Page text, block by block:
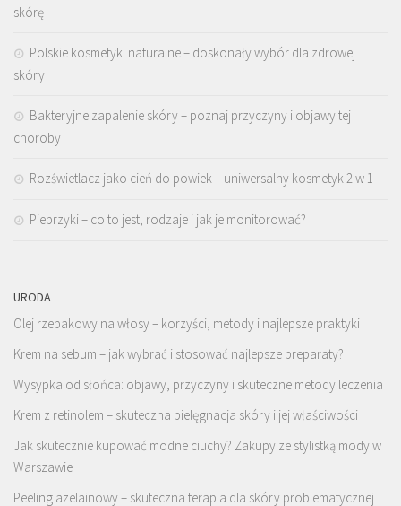
skórę
Polskie kosmetyki naturalne – doskonały wybór dla zdrowej
skóry
Bakteryjne zapalenie skóry – poznaj przyczyny i objawy tej
choroby
Rozświetlacz jako cień do powiek – uniwersalny kosmetyk 2 w 1
Pieprzyki – co to jest, rodzaje i jak je monitorować?
URODA
Olej rzepakowy na włosy – korzyści, metody i najlepsze praktyki
Krem na sebum – jak wybrać i stosować najlepsze preparaty?
Wysypka od słońca: objawy, przyczyny i skuteczne metody leczenia
Krem z retinolem – skuteczna pielęgnacja skóry i jej właściwości
Jak skutecznie kupować modne ciuchy? Zakupy ze stylistką mody w
Warszawie
Peeling azelainowy – skuteczna terapia dla skóry problematycznej